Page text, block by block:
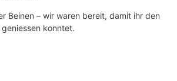
Beinen – wir waren bereit, damit ihr den
konntet.